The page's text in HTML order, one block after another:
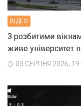
ВIДЕО
З розбитими
живе університет
03 СЕРПНЯ 2026,